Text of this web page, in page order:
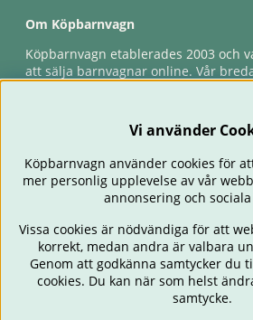
Om Köpbarnvagn
Köpbarnvagn etablerades 2003 och
att sälja barnvagnar online. Vår
förlossningsgaranti & förlängd
BARNVAGNAR BILSTOLAR BABY
Vi använder
Köpbarnvagn använder cookies för
mer personlig upplevelse av vår
annonsering och
Vissa cookies är nödvändiga för att
korrekt, medan andra är valbara
Genom att godkänna samtycker du
cookies. Du kan när som helst
samtycke.